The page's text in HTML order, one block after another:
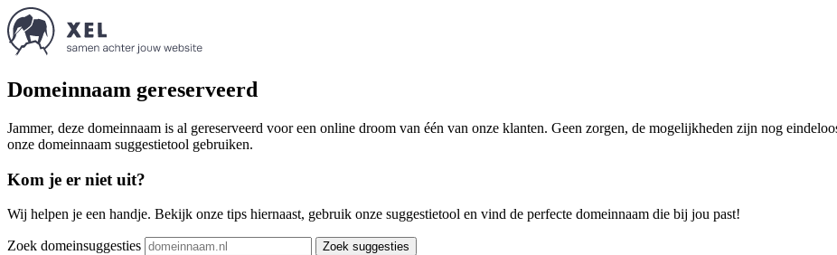
Domeinnaam gereserveerd
Jammer, deze domeinnaam is al gereserveerd voor een online droom van één van onze klanten. Geen zorgen, de mogelijkheden zijn nog
onze domeinnaam suggestietool gebruiken.
Kom je er niet uit?
Wij helpen je een handje. Bekijk onze tips hiernaast, gebruik onze suggestietool en vind de perfecte domeinnaam die bij jou past!
Zoek domeinsuggesties Zoek suggesties